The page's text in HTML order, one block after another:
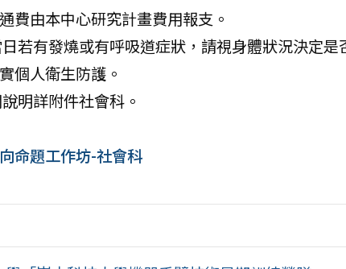
費由本中心研究計畫費用報支。
若有發燒或有呼吸道症狀，請視身體狀況決定
個人衛生防護。
明詳附件社會科。
命題工作坊-社會科